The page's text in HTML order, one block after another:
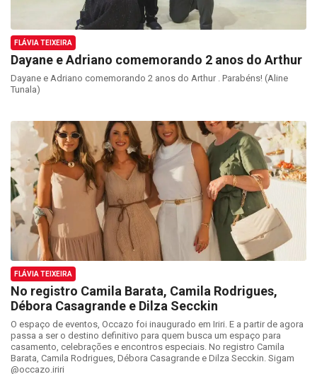
FLÁVIA TEIXEIRA
Dayane e Adriano comemorando 2 anos do Arthur
Dayane e Adriano comemorando 2 anos do Arthur . Parabéns! (Aline
Tunala)
FLÁVIA TEIXEIRA
No registro Camila Barata, Camila Rodrigues,
Débora Casagrande e Dilza Secckin
O espaço de eventos, Occazo foi inaugurado em Iriri. E a partir de agora
passa a ser o destino definitivo para quem busca um espaço para
casamento, celebrações e encontros especiais. No registro Camila
Barata, Camila Rodrigues, Débora Casagrande e Dilza Secckin. Sigam
@occazo.iriri